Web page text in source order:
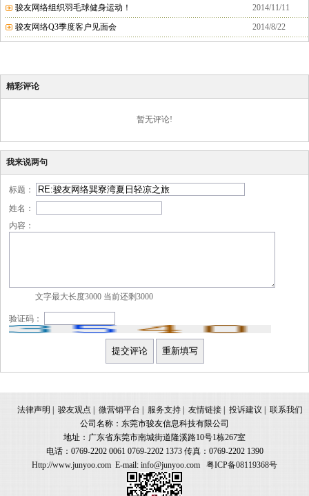
骏友网络组织羽毛球健身运动！
2014/11/11
骏友网络Q3季度客户见面会
2014/8/22
精彩评论
暂无评论!
我来说两句
标题：
姓名：
内容：
文字最大长度3000 当前还剩3000
验证码：
法律声明 骏友观点 微营销平台 服务支持 友情链接 投诉建议
联系我们
公司名称：东莞市骏友信息科技有限公司
地址：广东省东莞市南城街道隆溪路10号1栋267室
电话：0769-2202 0061 0769-2202 1373 传真：0769-2202 1390
Http://www.junyoo.com E-mail: info@junyoo.com 粤ICP备08119368号